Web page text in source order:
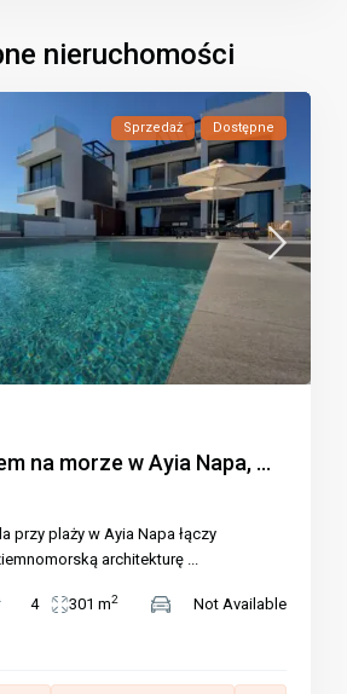
nieruchomości
Sprzedaż Dostępne
na morze w Ayia Napa, ...
przy plaży w Ayia Napa łączy
architekturę ...
4 301 m2
Not Available